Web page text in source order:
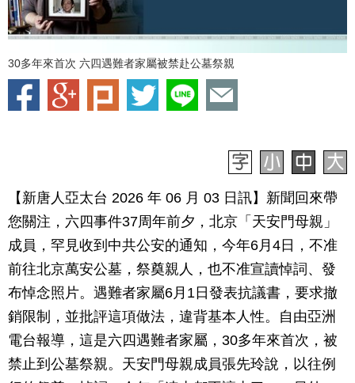
30多年來首次 六四遇難者家屬被禁赴公墓祭親
【新唐人亞太台 2026 年 06 月 03 日訊】新聞回來帶
您關注，六四事件37周年前夕，北京「天安門母親」
成員，罕見收到中共公安的通知，今年6月4日，不准
前往北京萬安公墓，祭奠親人，也不准宣讀悼詞、發
布悼念照片。遇難者家屬6月1日發表抗議書，要求撤
銷限制，並批評這項做法，違背基本人性。自由亞洲
電台報導，這是六四遇難者家屬，30多年來首次，被
禁止到公墓祭親。天安門母親成員張先玲說，以往例